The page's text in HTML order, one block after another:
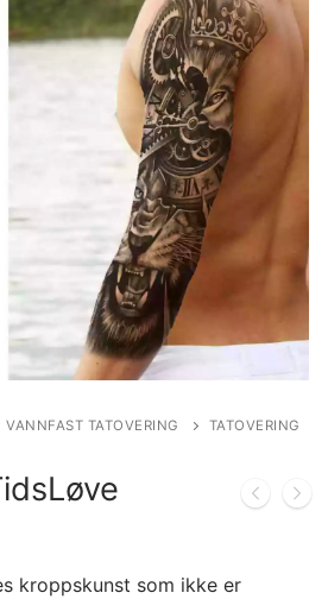
VANNFAST TATOVERING
TATOVERING
kroppskunst som ikke er